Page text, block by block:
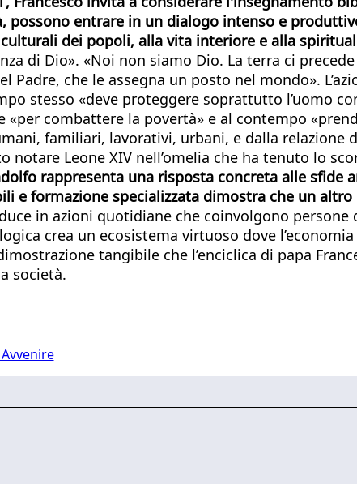
possono entrare in un dialogo intenso e
dei popoli, alla vita interiore e alla
di Dio». «Noi non siamo Dio. La terra ci
Padre, che le assegna un posto nel mondo».
stesso «deve proteggere soprattutto l’uomo
«per combattere la povertà» e al contempo
familiari, lavorativi, urbani, e dalla
notare Leone XIV nell’omelia che ha tenuto lo
rappresenta una risposta concreta alle
e formazione specializzata dimostra che un
in azioni quotidiane che coinvolgono
crea un ecosistema virtuoso dove
tangibile che l’enciclica di papa
società.